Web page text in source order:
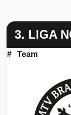
3. LIGA
# Team